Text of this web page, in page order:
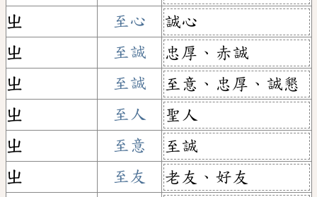
ㄓ
至心
誠心
ㄓ
至誠
忠厚、赤誠
ㄓ
至誠
至意、忠厚、誠懇
ㄓ
至人
聖人
ㄓ
至意
至誠
ㄓ
至友
老友、好友